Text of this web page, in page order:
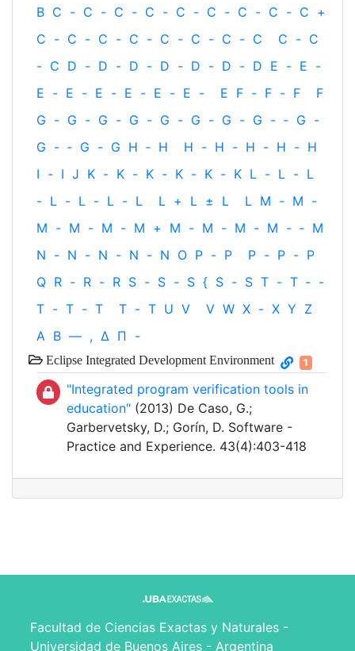
B C - C - C - C - C - C - C - C - C +
C - C - C - C - C - C - C - C C - C
- C D - D - D - D - D - D - D E - E -
E - E - E - E - E - E - E F - F - F
F
G - G - G - G - G - G - G - G - ‐ G -
G - ‐ G - G H ‐ H H - H - H - H - H
I - I J K - K - K - K - K - K L - L - L
- L - L - L - L L + L ± L L M - M -
M - M - M - M + M - M - M - M - ‐ M
N - N - N - N - N O P - P P - P - P
Q R - R - R S - S - S { S - S T - T ‐ -
T - T - T T - T U V V W X - X Y Z
Α Β — , Δ Π -
Eclipse Integrated Development Environment 1
"Integrated program verification tools in
education" (2013) De Caso, G.;
Garbervetsky, D.; Gorín, D. Software -
Practice and Experience. 43(4):403-418
Facultad de Ciencias Exactas y Naturales -
Universidad de Buenos Aires - Argentina